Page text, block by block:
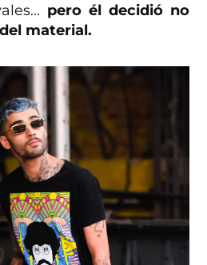
pero él decidió no
material.